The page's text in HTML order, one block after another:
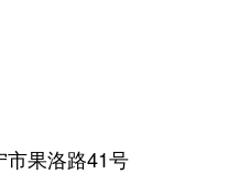
市果洛路41号